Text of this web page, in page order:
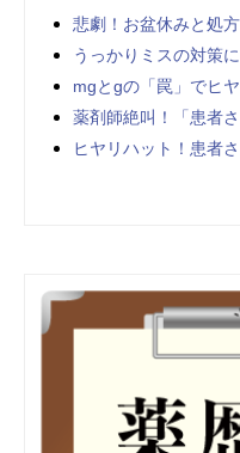
悲劇！お盆休みと処
うっかりミスの対策
mgとgの「罠」でヒヤ
薬剤師絶叫！「患者
ヒヤリハット！患者